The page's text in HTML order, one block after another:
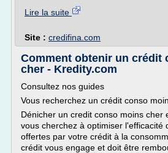
Lire la suite
Site : credifina.com
Comment obtenir un crédit
cher - Kredity.com
Consultez nos guides
Vous recherchez un crédit conso
Dénicher un credit conso moins cher
vous cherchez à optimiser l'efficacité
offertes par votre crédit à la
crédit vous engage et doit être